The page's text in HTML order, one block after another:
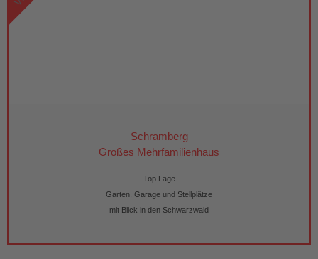
Schramberg
Großes Mehrfamilienhaus
Top Lage
Garten, Garage und Stellplätze
mit Blick in den Schwarzwald